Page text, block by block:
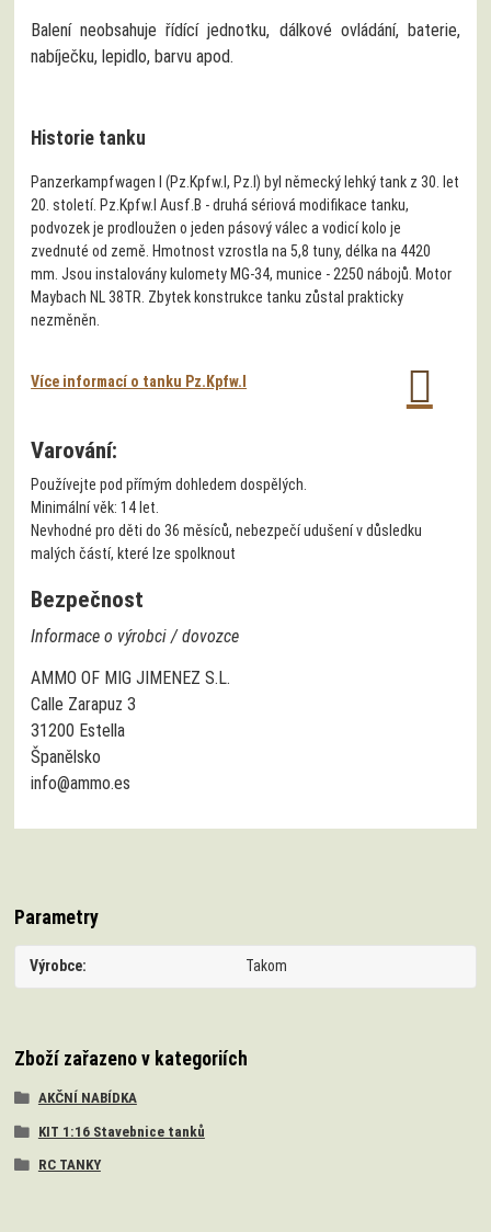
Balení neobsahuje řídící jednotku, dálkové ovládání, baterie,
nabíječku, lepidlo, barvu apod.
Historie tanku
Panzerkampfwagen I (Pz.Kpfw.I, Pz.I) byl německý lehký tank z 30. let
20. století. Pz.Kpfw.I Ausf.B - druhá sériová modifikace tanku,
podvozek je prodloužen o jeden pásový válec a vodicí kolo je
zvednuté od země. Hmotnost vzrostla na 5,8 tuny, délka na 4420
mm. Jsou instalovány kulomety MG-34, munice - 2250 nábojů. Motor
Maybach NL 38TR. Zbytek konstrukce tanku zůstal prakticky
nezměněn.
Více informací o tanku Pz.Kpfw.I
Varování:
Používejte pod přímým dohledem dospělých.
Minimální věk: 14 let.
Nevhodné pro děti do 36 měsíců, nebezpečí udušení v důsledku
malých částí, které lze spolknout
Bezpečnost
Informace o výrobci / dovozce
AMMO OF MIG JIMENEZ S.L.
Calle Zarapuz 3
31200 Estella
Španělsko
info@ammo.es
Parametry
Výrobce Takom
Zboží zařazeno v kategoriích
AKČNÍ NABÍDKA
KIT 1:16 Stavebnice tanků
RC TANKY